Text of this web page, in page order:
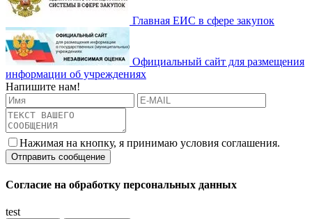
Главная ЕИС в сфере закупок
Официальный сайт для размещения
информации об учреждениях
Напишите нам!
Нажимая на кнопку, я принимаю условия соглашения.
Согласие на обработку персональных данных
test